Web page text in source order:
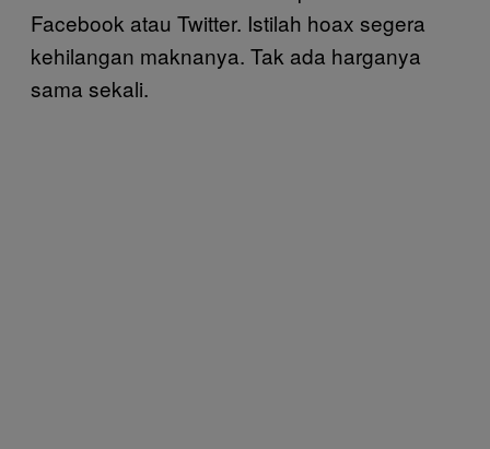
Facebook atau Twitter. Istilah hoax segera
kehilangan maknanya. Tak ada harganya
sama sekali.